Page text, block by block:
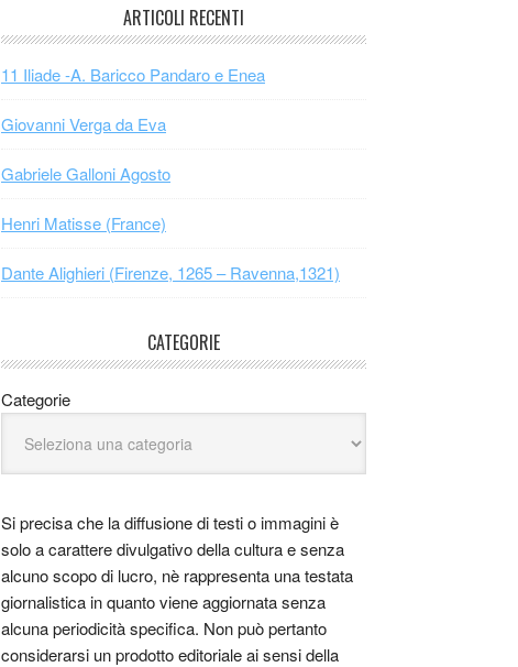
ARTICOLI RECENTI
11 Iliade -A. Baricco Pandaro e Enea
Giovanni Verga da Eva
Gabriele Galloni Agosto
Henri Matisse (France)
Dante Alighieri (Firenze, 1265 – Ravenna,1321)
CATEGORIE
Categorie
Si precisa che la diffusione di testi o immagini è
solo a carattere divulgativo della cultura e senza
alcuno scopo di lucro, nè rappresenta una testata
giornalistica in quanto viene aggiornata senza
alcuna periodicità specifica. Non può pertanto
considerarsi un prodotto editoriale ai sensi della